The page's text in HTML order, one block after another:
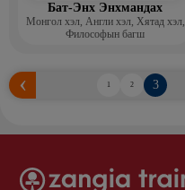
Бат-Энх Энхмандах
Монгол хэл, Англи хэл, Хятад хэл,
Философын багш
1 2 3